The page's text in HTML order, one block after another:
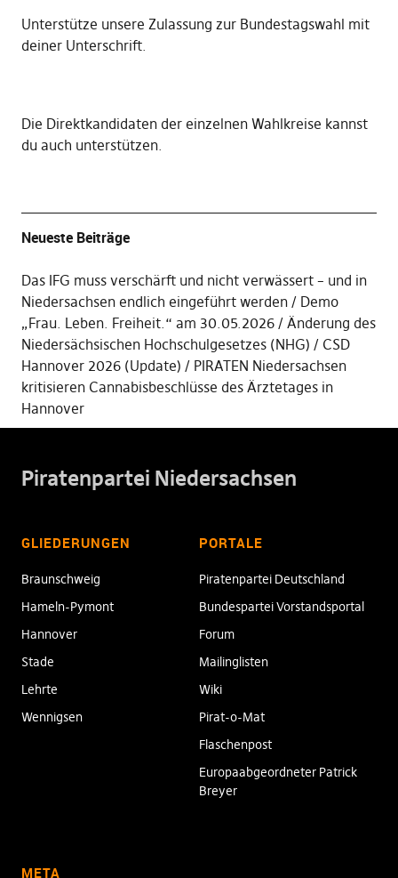
Unterstütze unsere Zulassung zur Bundestagswahl mit
deiner Unterschrift.
Die Direktkandidaten der einzelnen Wahlkreise kannst
du auch unterstützen.
Neueste Beiträge
Das IFG muss verschärft und nicht verwässert – und in
Niedersachsen endlich eingeführt werden
Demo
„Frau. Leben. Freiheit.“ am 30.05.2026
Änderung des
Niedersächsischen Hochschulgesetzes (NHG)
CSD
Hannover 2026 (Update)
PIRATEN Niedersachsen
kritisieren Cannabisbeschlüsse des Ärztetages in
Hannover
Piratenpartei Niedersachsen
GLIEDERUNGEN
Braunschweig
Hameln-Pymont
Hannover
Stade
Lehrte
Wennigsen
PORTALE
Piratenpartei Deutschland
Bundespartei Vorstandsportal
Forum
Mailinglisten
Wiki
Pirat-o-Mat
Flaschenpost
Europaabgeordneter Patrick
Breyer
META